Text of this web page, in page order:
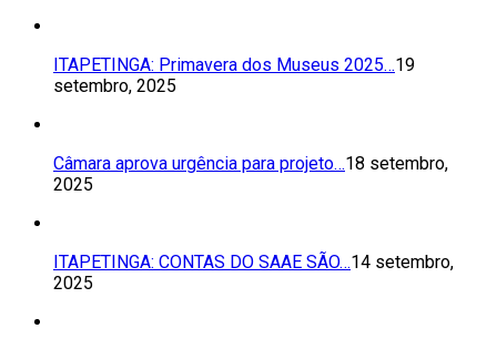
ITAPETINGA: Primavera dos Museus 2025…19
setembro, 2025
Câmara aprova urgência para projeto…18 setembro,
2025
ITAPETINGA: CONTAS DO SAAE SÃO…14 setembro,
2025